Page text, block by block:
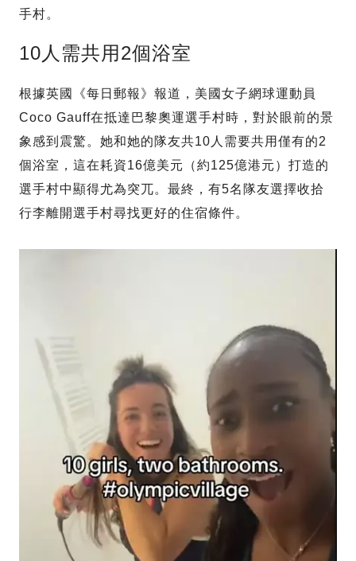
手村。
10人需共用2個浴室
根據英國《每日郵報》報道，美國女子網球運動員
Coco Gauff在抵達巴黎奧運選手村時，對於眼前的景
象感到震驚。她和她的隊友共10人需要共用僅有的2
個浴室，這在耗資16億美元（約125億港元）打造的
選手村中顯得尤為突兀。最終，有5名隊友選擇收拾
行李離開選手村尋找更好的住宿條件。